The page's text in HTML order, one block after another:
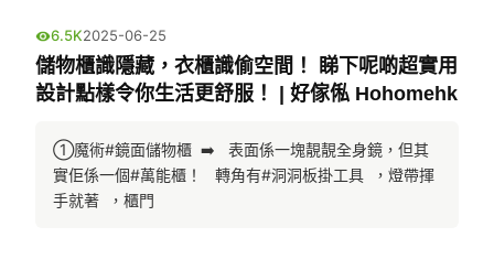
6.5K2025-06-25
儲物櫃識隱藏，衣櫃識偷空間！ 睇下呢啲超實用
設計點樣令你生活更舒服！ | 好傢俬 Hohomehk
①魔術#鏡面儲物櫃  ➡️   表面係一塊靚靚全身鏡，但其
實佢係一個#萬能櫃！   轉角有#洞洞板掛工具  ，燈帶揮
手就著  ，櫃門